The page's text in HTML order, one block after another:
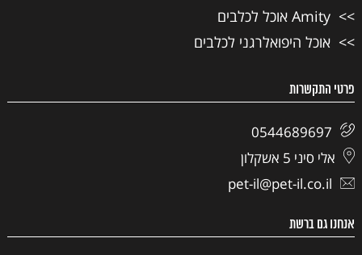
Amity אוכל לכלבים
אוכל היפואלרגני לכלבים
פרטי התקשרות
0544689697
אלי סיני 5 אשקלון
pet-il@pet-il.co.il
אנחנו גם ברשת